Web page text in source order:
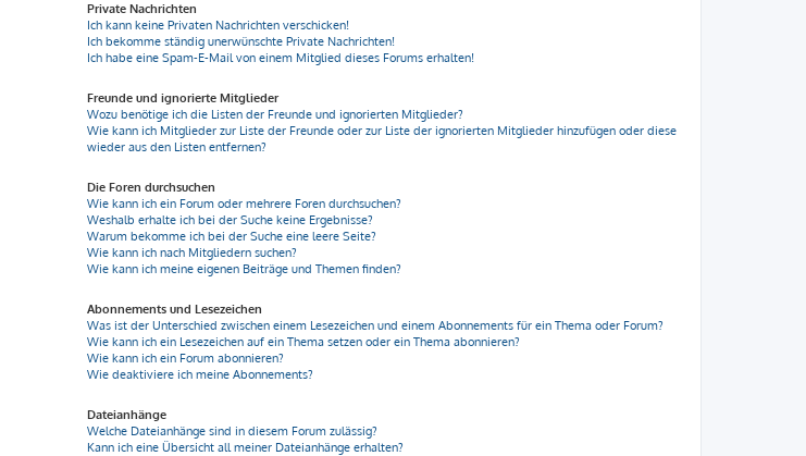
Private Nachrichten
Ich kann keine Privaten Nachrichten verschicken!
Ich bekomme ständig unerwünschte Private Nachrichten!
Ich habe eine Spam-E-Mail von einem Mitglied dieses Forums erhalten!
Freunde und ignorierte Mitglieder
Wozu benötige ich die Listen der Freunde und ignorierten Mitglieder?
Wie kann ich Mitglieder zur Liste der Freunde oder zur Liste der ignorierten Mitglieder hinzufügen oder diese
wieder aus den Listen entfernen?
Die Foren durchsuchen
Wie kann ich ein Forum oder mehrere Foren durchsuchen?
Weshalb erhalte ich bei der Suche keine Ergebnisse?
Warum bekomme ich bei der Suche eine leere Seite?
Wie kann ich nach Mitgliedern suchen?
Wie kann ich meine eigenen Beiträge und Themen finden?
Abonnements und Lesezeichen
Was ist der Unterschied zwischen einem Lesezeichen und einem Abonnements für ein Thema oder Forum?
Wie kann ich ein Lesezeichen auf ein Thema setzen oder ein Thema abonnieren?
Wie kann ich ein Forum abonnieren?
Wie deaktiviere ich meine Abonnements?
Dateianhänge
Welche Dateianhänge sind in diesem Forum zulässig?
Kann ich eine Übersicht all meiner Dateianhänge erhalten?